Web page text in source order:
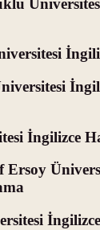
İngilizce
Ersoy